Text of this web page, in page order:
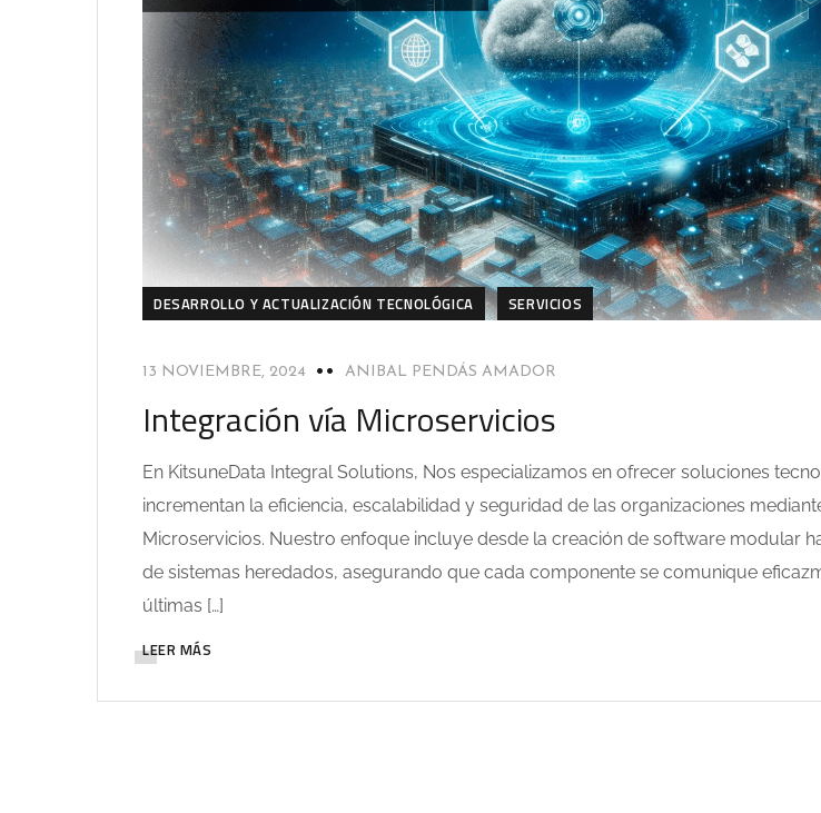
DESARROLLO Y ACTUALIZACIÓN TECNOLÓGICA SERVICIOS
13 NOVIEMBRE, 2024 ANIBAL PENDÁS AMADOR
Integración vía Microservicios
En KitsuneData Integral Solutions, Nos especializamos en ofrecer soluciones
incrementan la eficiencia, escalabilidad y seguridad de las organizaciones
Microservicios. Nuestro enfoque incluye desde la creación de software modular
de sistemas heredados, asegurando que cada componente se comunique
últimas […]
LEER MÁS